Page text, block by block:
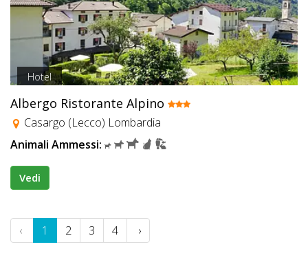
Hotel
Albergo Ristorante Alpino
Casargo (Lecco) Lombardia
Animali Ammessi:
Vedi
‹ 1 2 3 4 ›